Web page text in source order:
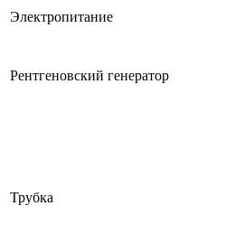
Электропитание
Рентгеновский генератор
Трубка